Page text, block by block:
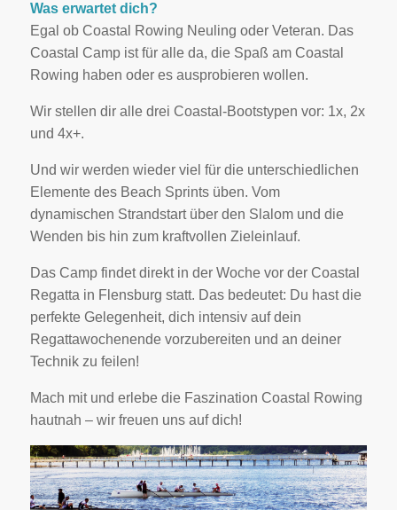
Was erwartet dich?
Egal ob Coastal Rowing Neuling oder Veteran. Das
Coastal Camp ist für alle da, die Spaß am Coastal
Rowing haben oder es ausprobieren wollen.
Wir stellen dir alle drei Coastal-Bootstypen vor: 1x, 2x
und 4x+.
Und wir werden wieder viel für die unterschiedlichen
Elemente des Beach Sprints üben. Vom
dynamischen Strandstart über den Slalom und die
Wenden bis hin zum kraftvollen Zieleinlauf.
Das Camp findet direkt in der Woche vor der Coastal
Regatta in Flensburg statt. Das bedeutet: Du hast die
perfekte Gelegenheit, dich intensiv auf dein
Regattawochenende vorzubereiten und an deiner
Technik zu feilen!
Mach mit und erlebe die Faszination Coastal Rowing
hautnah – wir freuen uns auf dich!